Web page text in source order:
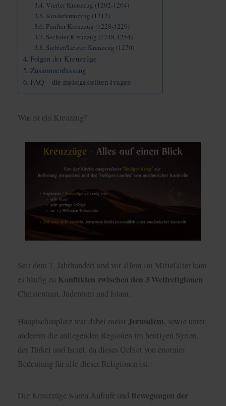
Vierter Kreuzzug (1202-1204)
Kinderkreuzzug (1212)
Fünfter Kreuzzug (1228-1229)
Sechster Kreuzzug (1248-1254)
Siebter/Letzter Kreuzzug (1270)
Folgen der Kreuzzüge
Zusammenfassung
FAQ – die meistgestellten Fragen
Was ist ein Kreuzzug?
Seit dem 7. Jahrhundert und vor allem im Mittelalter kam
es häufig zu Konflikten zwischen den 3 Weltreligionen
Christentum, Judentum und Islam.
Hauptschauplatz war dabei meist Jerusalem, sowie unter
anderem die anliegenden Regionen im heutigen Syrien,
der Türkei und Israel, da dieses Gebiet von enormer
Bedeutung für alle dieser Religionen ist.
Die Kreuzzüge waren Aufrufe und Bewegungen der